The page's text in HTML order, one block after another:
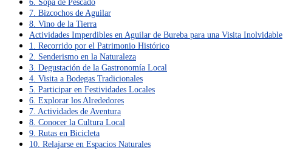
6. Sopa de Pescado
7. Bizcochos de Aguilar
8. Vino de la Tierra
Actividades Imperdibles en Aguilar de Bureba para una Visita Inolvidable
1. Recorrido por el Patrimonio Histórico
2. Senderismo en la Naturaleza
3. Degustación de la Gastronomía Local
4. Visita a Bodegas Tradicionales
5. Participar en Festividades Locales
6. Explorar los Alrededores
7. Actividades de Aventura
8. Conocer la Cultura Local
9. Rutas en Bicicleta
10. Relajarse en Espacios Naturales